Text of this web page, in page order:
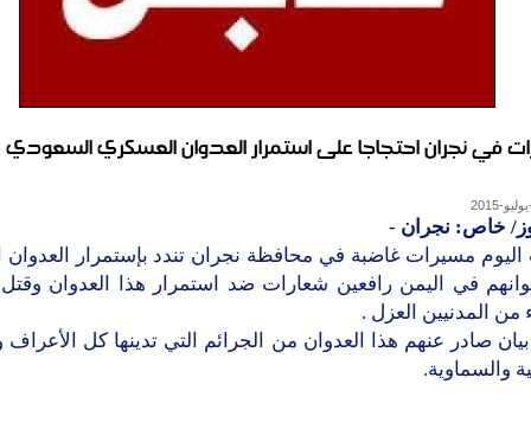
في نجران احتجاجا على استمرار العدوان العسكري
خاص: نجران -
مسيرات غاضبة في محافظة نجران تندد بإستمرار
في اليمن رافعين شعارات ضد استمرار هذا العدوان وقتل
من المدنيين العزل .
بيان صادر عنهم هذا العدوان من الجرائم التي تدينها كل الأعراف
والسماوية.